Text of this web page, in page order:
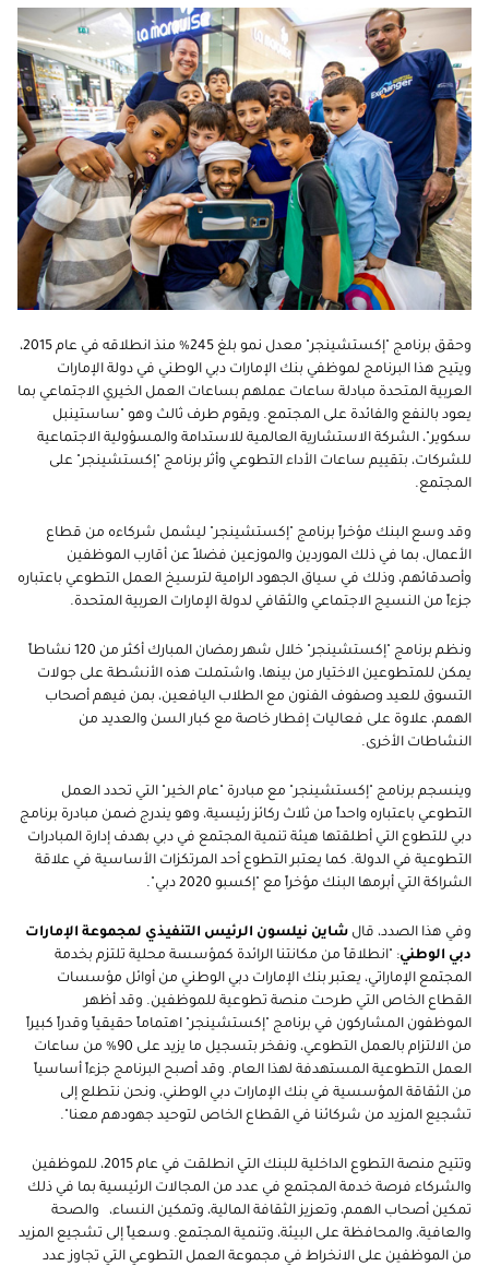
وحقق برنامج "إكستشينجر" معدل نمو بلغ 245% منذ انطلاقه في عام 2015،
ويتيح هذا البرنامج لموظفي بنك الإمارات دبي الوطني في دولة الإمارات
العربية المتحدة مبادلة ساعات عملهم بساعات العمل الخيري الاجتماعي بما
يعود بالنفع والفائدة على المجتمع. ويقوم طرف ثالث وهو "ساستينبل
سكوير"، الشركة الاستشارية العالمية للاستدامة والمسؤولية الاجتماعية
للشركات، بتقييم ساعات الأداء التطوعي وأثر برنامج "إكستشينجر" على
المجتمع.
وقد وسع البنك مؤخراً برنامج "إكستشينجر" ليشمل شركاءه من قطاع
الأعمال، بما في ذلك الموردين والموزعين فضلاً عن أقارب الموظفين
وأصدقائهم، وذلك في سياق الجهود الرامية لترسيخ العمل التطوعي باعتباره
جزءاً من النسيج الاجتماعي والثقافي لدولة الإمارات العربية المتحدة.
ونظم برنامج "إكستشينجر" خلال شهر رمضان المبارك أكثر من 120 نشاطاً
يمكن للمتطوعين الاختيار من بينها، واشتملت هذه الأنشطة على جولات
التسوق للعيد وصفوف الفنون مع الطلاب اليافعين، بمن فيهم أصحاب
الهمم، علاوة على فعاليات إفطار خاصة مع كبار السن والعديد من
النشاطات الأخرى.
وينسجم برنامج "إكستشينجر" مع مبادرة "عام الخير" التي تحدد العمل
التطوعي باعتباره واحداً من ثلاث ركائز رئيسية، وهو يندرج ضمن مبادرة برنامج
دبي للتطوع التي أطلقتها هيئة تنمية المجتمع في دبي بهدف إدارة المبادرات
التطوعية في الدولة. كما يعتبر التطوع أحد المرتكزات الأساسية في علاقة
الشراكة التي أبرمها البنك مؤخراً مع "إكسبو 2020 دبي".
وفي هذا الصدد، قال شاين نيلسون الرئيس التنفيذي لمجموعة الإمارات
دبي الوطني: "انطلاقاً من مكانتنا الرائدة كمؤسسة محلية تلتزم بخدمة
المجتمع الإماراتي، يعتبر بنك الإمارات دبي الوطني من أوائل مؤسسات
القطاع الخاص التي طرحت منصة تطوعية للموظفين. وقد أظهر
الموظفون المشاركون في برنامج "إكستشينجر" اهتماماً حقيقياً وقدراً كبيراً
من الالتزام بالعمل التطوعي، ونفخر بتسجيل ما يزيد على 90% من ساعات
العمل التطوعية المستهدفة لهذا العام. وقد أصبح البرنامج جزءاً أساسياً
من الثقاقة المؤسسية في بنك الإمارات دبي الوطني، ونحن نتطلع إلى
تشجيع المزيد من شركائنا في القطاع الخاص لتوحيد جهودهم معنا".
وتتيح منصة التطوع الداخلية للبنك التي انطلقت في عام 2015، للموظفين
والشركاء فرصة خدمة المجتمع في عدد من المجالات الرئيسية بما في ذلك
تمكين أصحاب الهمم، وتعزيز الثقافة المالية، وتمكين النساء، والصحة
والعافية، والمحافظة على البيئة، وتنمية المجتمع. وسعياً إلى تشجيع المزيد
من الموظفين على الانخراط في مجموعة العمل التطوعي التي تجاوز عدد